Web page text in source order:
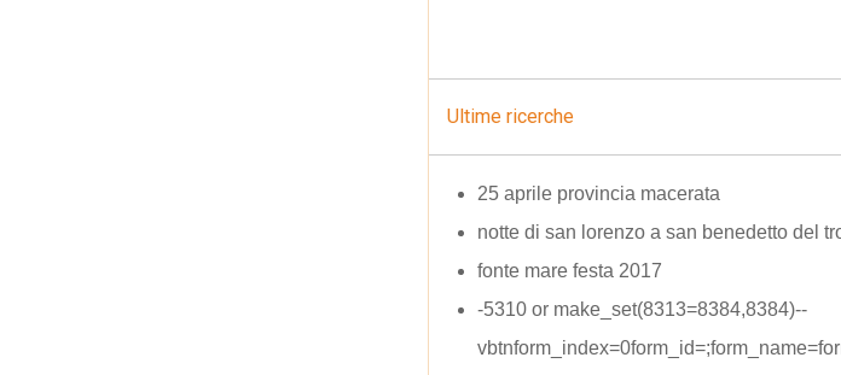
Ultime ricerche
25 aprile provincia macerata
notte di san lorenzo a san benedetto del
fonte mare festa 2017
-5310 or make_set(8313=8384,8384)--